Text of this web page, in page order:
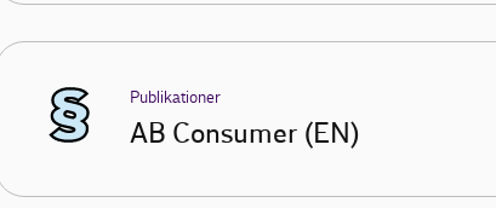
Publikationer
AB Consumer (EN)